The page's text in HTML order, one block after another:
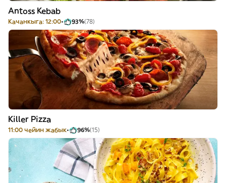
Antoss Kebab
Качанкыга: 12:00 93%(78)
Killer Pizza
11:00 чейин жабык 96%(15)